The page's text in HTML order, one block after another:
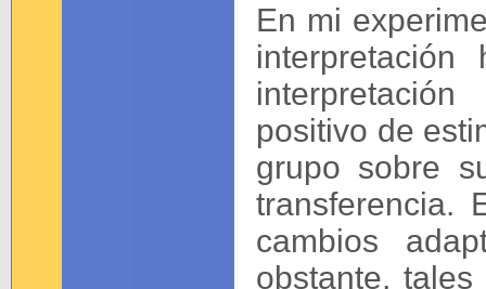
En mi
positivo de
grupo sobre
transferencia.
cambios
obstante,